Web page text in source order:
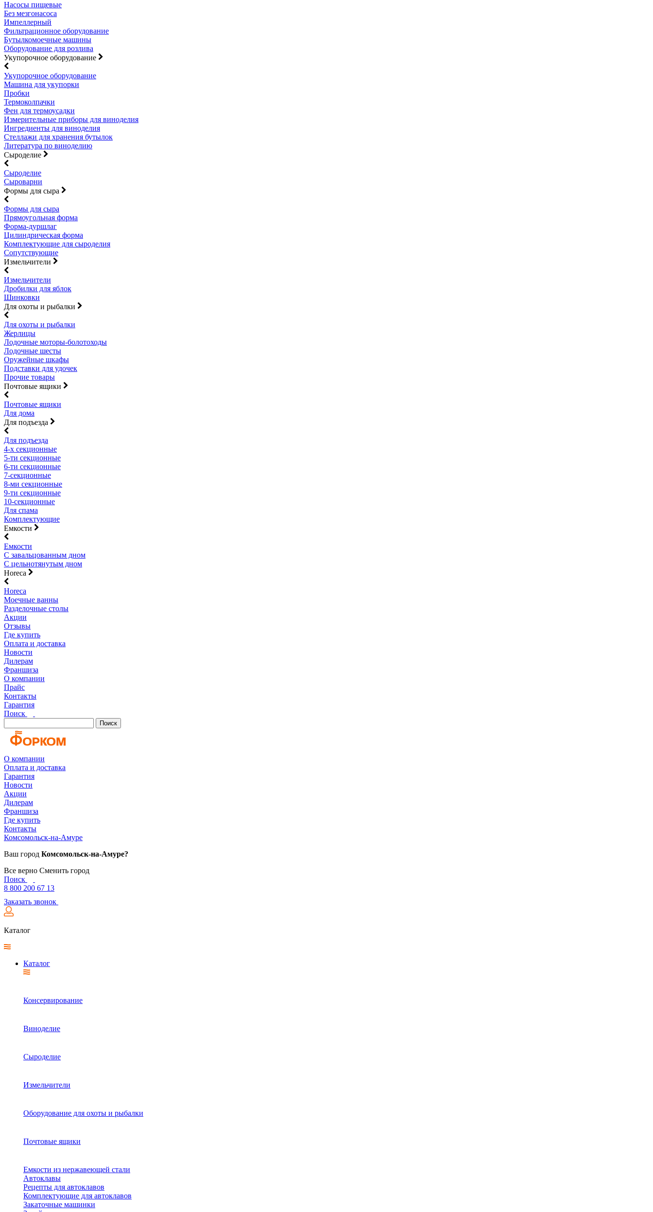
Насосы пищевые
Без мезгонасоса
Импеллерный
Фильтрационное оборудование
Бутылкомоечные машины
Оборудование для розлива
Укупорочное оборудование
Укупорочное оборудование
Машина для укупорки
Пробки
Термоколпачки
Фен для термоусадки
Измерительные приборы для виноделия
Ингредиенты для виноделия
Стеллажи для хранения бутылок
Литература по виноделию
Сыроделие
Сыроделие
Сыроварни
Формы для сыра
Формы для сыра
Прямоугольная форма
Форма-дуршлаг
Цилиндрическая форма
Комплектующие для сыроделия
Сопутствующие
Измельчители
Измельчители
Дробилки для яблок
Шинковки
Для охоты и рыбалки
Для охоты и рыбалки
Жерлицы
Лодочные моторы-болотоходы
Лодочные шесты
Оружейные шкафы
Подставки для удочек
Прочие товары
Почтовые ящики
Почтовые ящики
Для дома
Для подъезда
Для подъезда
4-х секционные
5-ти секционные
6-ти секционные
7-секционные
8-ми секционные
9-ти секционные
10-секционные
Для спама
Комплектующие
Емкости
Емкости
С завальцованным дном
С цельнотянутым дном
Horeca
Horeca
Моечные ванны
Разделочные столы
Акции
Отзывы
Где купить
Оплата и доставка
Новости
Дилерам
Франшиза
О компании
Прайс
Контакты
Гарантия
Поиск
Поиск
О компании
Оплата и доставка
Гарантия
Новости
Акции
Дилерам
Франшиза
Где купить
Контакты
Комсомольск-на-Амуре
Ваш город Комсомольск-на-Амуре?
Все верно Сменить город
Поиск
8 800 200 67 13
Заказать звонок
Каталог
Каталог
Консервирование
Виноделие
Сыроделие
Измельчители
Оборудование для охоты и рыбалки
Почтовые ящики
Емкости из нержавеющей стали
Автоклавы
Рецепты для автоклавов
Комплектующие для автоклавов
Закаточные машинки